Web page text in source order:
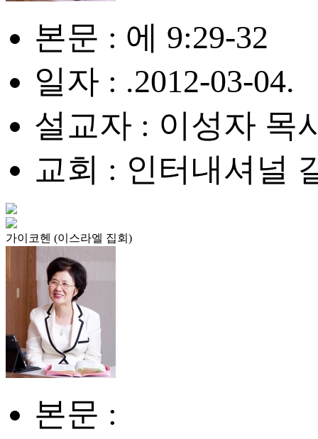
본문 : 에 9:29-32
일자 : .2012-03-04.
설교자 : 이성자 목
교회 : 인터내셔널
가이코헨 (이스라엘 집회)
본문 :